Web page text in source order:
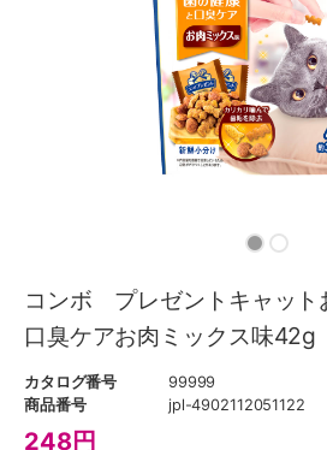
コンボ プレゼントキャット
口臭ケアお肉ミックス味42g
カタログ番号
99999
商品番号
jpl-4902112051122
248円